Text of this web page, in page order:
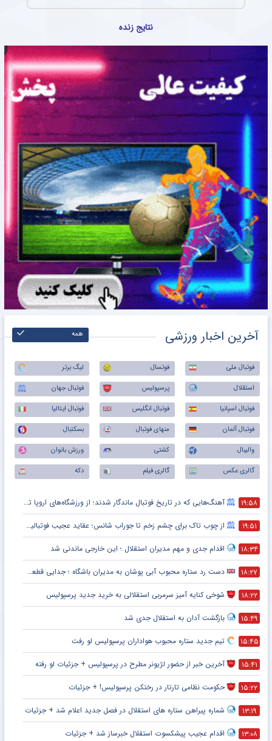
نتایج زنده
آخرین اخبار ورزشی همه
فوتبال ملی فوتسال
لیگ برتر
استقلال
پرسپولیس
فوتبال جهان
فوتبال اسپانیا
فوتبال انگلیس
فوتبال ایتالیا
فوتبال آلمان
منهای فوتبال
بسکتبال
والیبال
کشتی
ورزش بانوان
گالری عکس
گالری فیلم دکه
۱۹:۵۸ آهنگ‌هایی که در تاریخ فوتبال ماندگار شدند؛ از ورزشگاه‌های اروپا تا جام جهانی
۱۹:۵۱ از چوب تاک برای چشم زخم تا جوراب شانس؛ عقاید عجیب فوتبالیست‌ها!
۱۸:۳۴ اقدام جدی و مهم مدیران استقلال ؛ این خارجی ماندنی شد
۱۸:۲۷ دست رد ستاره محبوب آبی پوشان به مدیران باشگاه ؛ جدایی قطعی است !
۱۸:۲۲ شوخی کنایه آمیز سرمربی استقلالی به خرید جدید پرسپولیس
۱۵:۴۹ بازگشت آدان به استقلال جدی شد
۱۵:۴۵ تیم جدید ستاره محبوب هواداران پرسپولیس لو رفت
۱۵:۴۱ آخرین خبر از حضور لژیونر مطرح در پرسپولیس + جزئیات لو رفته
۱۵:۲۲ حکومت نظامی تارتار در رختکن پرسپولیس! + جزئیات
۱۳:۱۹ شماره پیراهن ستاره های استقلال در فصل جدید اعلام شد + جزئیات
۱۳:۰۸ اقدام عجیب پیشکسوت استقلال خبرساز شد + جزئیات